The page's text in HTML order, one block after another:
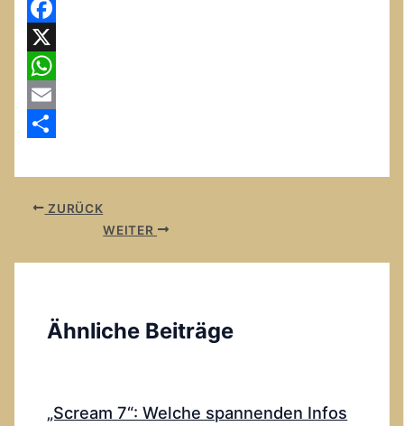
Facebook
X
WhatsApp
Email
ZURÜCK
WEITER
Ähnliche Beiträge
„Scream 7“: Welche spannenden Infos